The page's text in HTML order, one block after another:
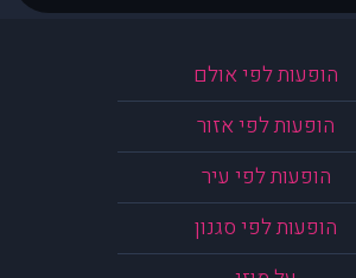
הופעות לפי אולם
הופעות לפי אזור
הופעות לפי עיר
הופעות לפי סגנון